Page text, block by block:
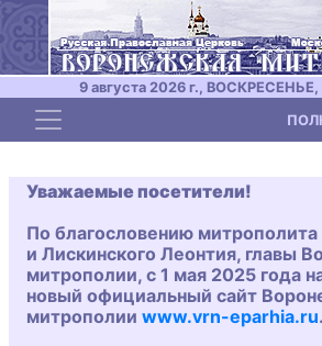
9 августа 2026 г., ВОСКРЕСЕНЬЕ,
Toggle navigation
Уважаемые посетители!
По благословению
и Лискинского Леонтия, главы
митрополии, с 1 мая 2025 года
новый официальный сайт
митрополии www.vrn-eparhia.ru.